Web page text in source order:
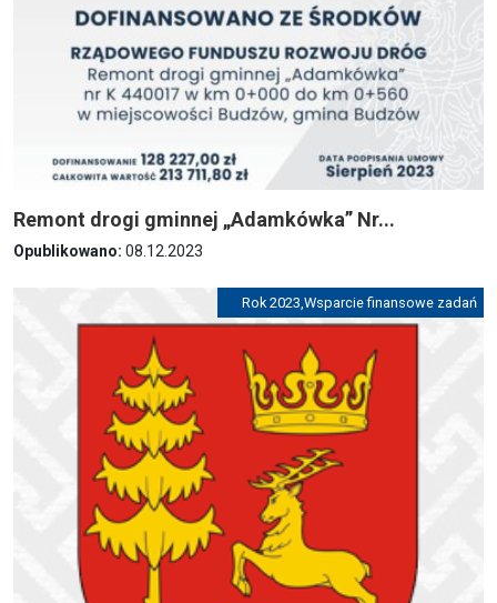
Remont drogi gminnej „Adamkówka” Nr...
Opublikowano: 08.12.2023
Rok 2023,Wsparcie finansowe zadań